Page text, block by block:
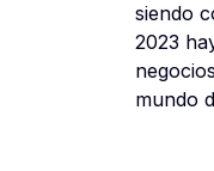
siendo
2023
mundo